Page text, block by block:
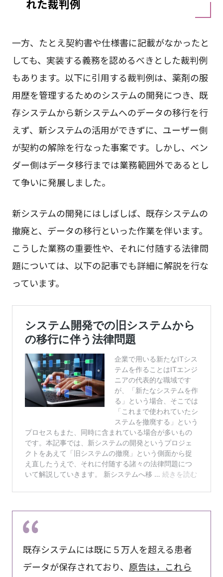
れた裁判例
一方、たとえ契約書や仕様書に記載がなかったと
しても、実装する義務を認めるべきとした裁判例
もあります。以下に引用する裁判例は、薬剤の服
用歴を管理するためのシステムの開発につき、既
存システムから新システムへのデータの移行を行
えず、新システムの活用ができずに、ユーザー側
が契約の解除を行なった事案です。しかし、ベン
ダー側はデータ移行までは業務範囲外であるとし
て争いに発展しました。
新システムの開発にはしばしば、既存システムの
撤廃と、データの移行といった作業を伴います。
こうした業務の重要性や、それに付随する法律問
題については、以下の記事でも詳細に解説を行な
っています。
既存システムには既に５万人を超える患者
データが保存されており、 原告は，これら